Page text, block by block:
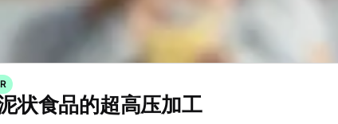
状食品的超高压加工